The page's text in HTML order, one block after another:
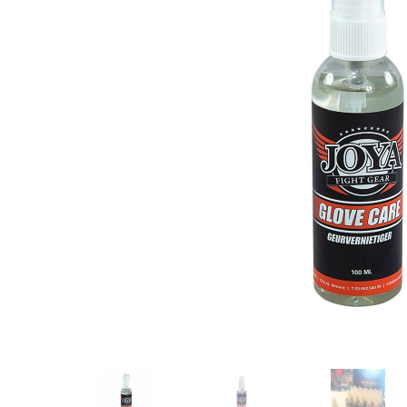
Voor
Bokszak
bokszak
Stoot- en